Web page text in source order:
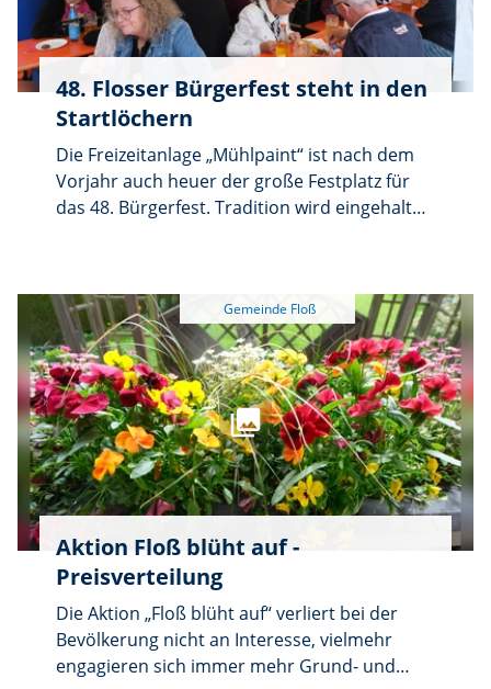
48. Flosser Bürgerfest steht in den
Startlöchern
Die Freizeitanlage „Mühlpaint“ ist nach dem
Vorjahr auch heuer der große Festplatz für
das 48. Bürgerfest. Tradition wird eingehalten
Gemeinde Floß
Aktion Floß blüht auf -
Preisverteilung
Die Aktion „Floß blüht auf“ verliert bei der
Bevölkerung nicht an Interesse, vielmehr
engagieren sich immer mehr Grund- und